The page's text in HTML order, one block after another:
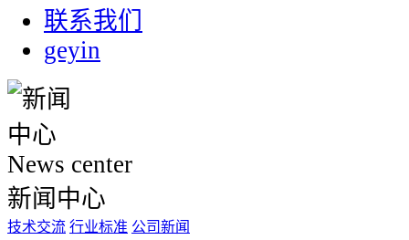
联系我们
geyin
News center
新闻中心
技术交流 行业标准 公司新闻